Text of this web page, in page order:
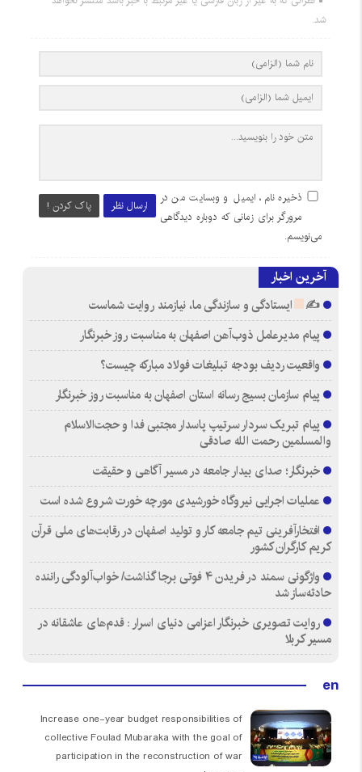
شد.
ارسال نظر پاک کردن !
ذخیره نام، ایمیل و وبسایت من در
مرورگر برای زمانی که دوباره دیدگاهی
می‌نویسم.
آخرین اخبار
✍
ایستادگی و سازندگی ما، نیازمند روایت شماست
پیام مدیرعامل ذوب‌آهن اصفهان به مناسبت روز خبرنگار
واقعیت ردیف بودجه تبلیغات فولاد مبارکه چیست؟
پیام سازمان بسیج رسانه استان اصفهان به مناسبت روز خبرنگار
پیام تبریک سردار سرتیپ پاسدار مجتبی فدا و حجت‌الاسلام
والمسلمین رحمت الله صادقی
خبرنگار؛ صدای بیدار جامعه در مسیر آگاهی و حقیقت
عملیات اجرایی نیروگاه خورشیدی مورچه خورت شروع شده است
افتخارآفرینی تیم جامعه کار و تولید اصفهان در رقابت‌های ملی قرآن
کریم کارگران کشور
واژگونی سمند در فریدن ۴ فوتی برجا گذاشت/ خواب‌آلودگی راننده
حادثه‌ساز شد
روایت تصویری خبرنگار اعزامی دنیای اسرار : قدم‌های عاشقانه در
مسیر کربلا
en
Increase one-year budget responsibilities of
collective Foulad Mubaraka with the goal of
participation in the reconstruction of war